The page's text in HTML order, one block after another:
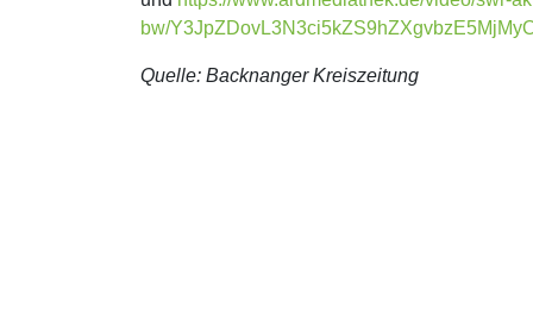
bw/
Quelle: Backnanger Kreiszeitung